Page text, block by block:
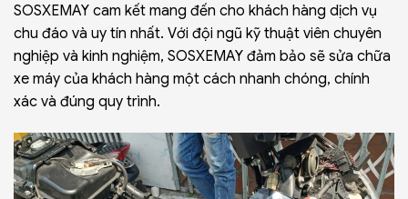
SOSXEMAY cam kết mang đến cho khách hàng dịch vụ
chu đáo và uy tín nhất. Với đội ngũ kỹ thuật viên chuyên
nghiệp và kinh nghiệm, SOSXEMAY đảm bảo sẽ sửa chữa
xe máy của khách hàng một cách nhanh chóng, chính
xác và đúng quy trình.